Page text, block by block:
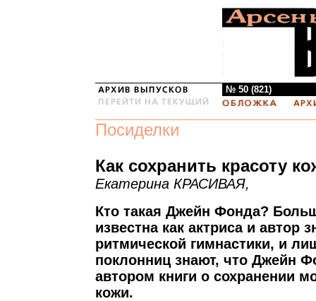
№ 50 (821)
Посиделки
Как сохранить красоту
Екатерина КРАСИВАЯ,
Кто такая Джейн Фонда?
известна как актриса и автор
ритмической гимнастики, и
поклонниц знают, что Джейн
автором книги о сохранении
кожи.